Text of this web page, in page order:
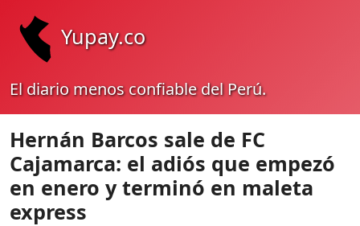
Yupay.co
El diario menos confiable del Perú.
Hernán Barcos sale de FC
Cajamarca: el adiós que empezó
en enero y terminó en maleta
express